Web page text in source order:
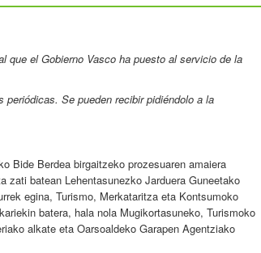
que el Gobierno Vasco ha puesto al servicio de la
Se pueden recibir pidiéndolo a la
Bide Berdea birgaitzeko prozesuaren amaiera
zati batean Lehentasunezko Jarduera Guneetako
egina, Turismo, Merkataritza eta Kontsumoko
batera, hala nola Mugikortasuneko, Turismoko
alkate eta Oarsoaldeko Garapen Agentziako